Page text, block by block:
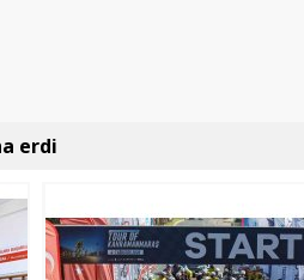
erdi